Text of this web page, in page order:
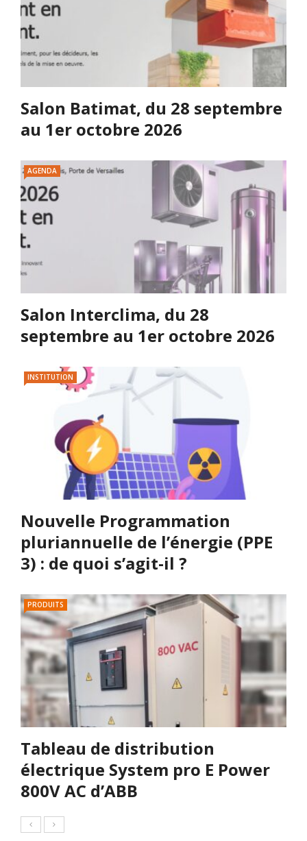
Salon Batimat, du 28 septembre
au 1er octobre 2026
AGENDA
Salon Interclima, du 28
septembre au 1er octobre 2026
INSTITUTION
Nouvelle Programmation
pluriannuelle de l’énergie (PPE
3) : de quoi s’agit-il ?
PRODUITS
Tableau de distribution
électrique System pro E Power
800V AC d’ABB